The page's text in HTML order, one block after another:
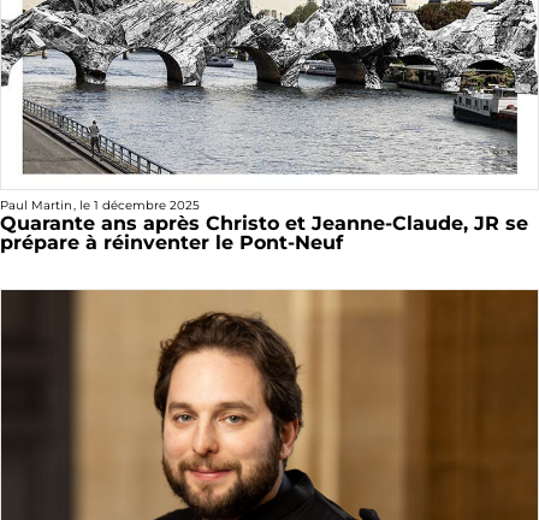
Paul Martin, le 1 décembre 2025
Quarante ans après Christo et Jeanne-Claude, JR se
prépare à réinventer le Pont-Neuf